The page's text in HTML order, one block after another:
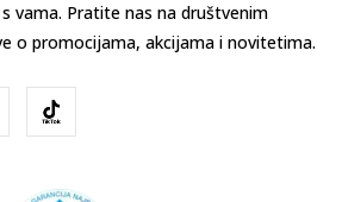
vama. Pratite nas na društvenim
o promocijama, akcijama i novitetima.